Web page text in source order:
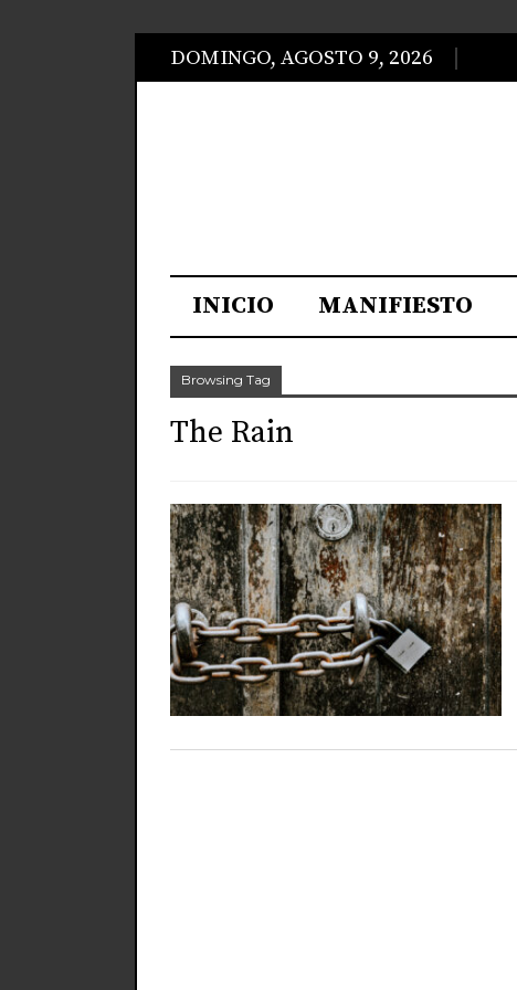
DOMINGO, AGOSTO 9, 2026
INICIO MANIFIESTO
Browsing Tag
The Rain